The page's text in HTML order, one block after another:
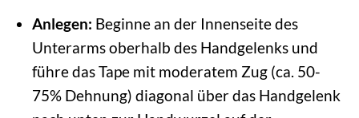
Anlegen: Beginne an der Innenseite des
Unterarms oberhalb des Handgelenks und
führe das Tape mit moderatem Zug (ca. 50-
75% Dehnung) diagonal über das Handgelenk